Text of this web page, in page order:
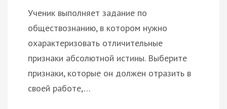
Ученик выполняет задание по
обществознанию, в котором нужно
охарактеризовать отличительные
признаки абсолютной истины. Выберите
признаки, которые он должен отразить в
своей работе,…